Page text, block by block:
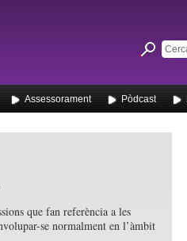
Assessorament Pòdcast
que fan referència a les
se normalment en l’àmbit